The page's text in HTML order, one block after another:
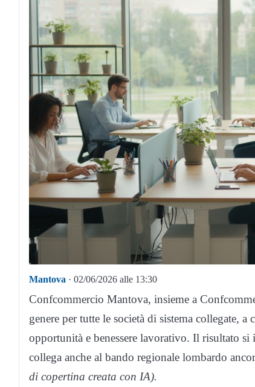
Mantova · 02/06/2026 alle 13:30
Confcommercio Mantova, insieme a
genere per tutte le società di sistema collegate,
opportunità e benessere lavorativo. Il risultato
collega anche al bando regionale lombardo
di copertina creata con IA).